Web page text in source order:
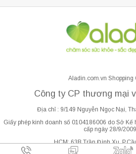
Aladin.com.vn Shopping
Công ty CP thương mại
Địa chỉ : 9/149 Nguyễn Ngọc Nại,
Giấy phép kinh doanh số 0104186006 do Sở Kế
cấp ngày 28/9/2009.
HCM: 63B Trần Đình Xu,